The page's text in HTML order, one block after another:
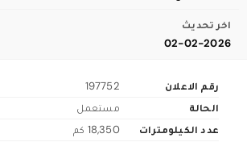
اخر تحديث
02-02-2026
رقم الاعلان
197752
الحالة
مستعمل
عدد الكيلومترات
18,350 كم